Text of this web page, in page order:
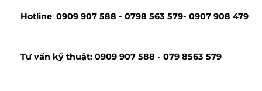
Hotline: 0909 907 588 - 0798 563 579- 0907 908 479
Tư vấn kỹ thuật: 0909 907 588 - 079 8563 579